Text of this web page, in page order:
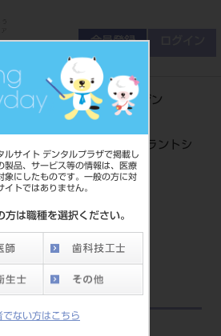
ルサイト デンタルプラザで掲載し
製品、サービス等の情報は、医療
象にしたものです。一般の方に対
イトではありません。
方は職種を選択ください。
でない方はこちら
会員登録
ち情報
デンタルマガジン
科治療”を提供するインプラントシ
ット
ログイン